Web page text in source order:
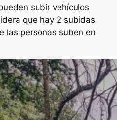
subir vehículos
que hay 2 subidas
las personas suben en